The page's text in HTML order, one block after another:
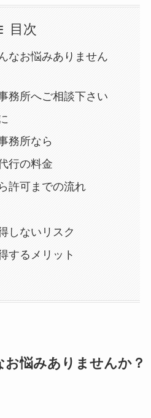
目次
なお悩みありません
務所へご相談下さい
務所なら
行の料金
許可までの流れ
しないリスク
するメリット
悩みありませんか？